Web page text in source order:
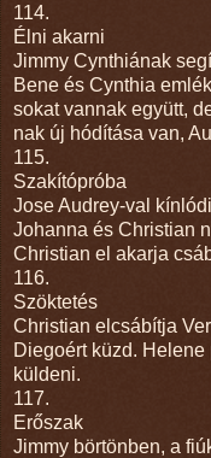
114.
Élni akarni
Jimmy Cynthiának
Bene és Cynthia
sokat vannak együtt,
nak új hódítása van,
115.
Szakítópróba
Jose Audrey-val
Johanna és Christian
Christian el akarja
116.
Szöktetés
Christian elcsábítja
Diegoért küzd.
küldeni.
117.
Erőszak
Jimmy börtönben, a